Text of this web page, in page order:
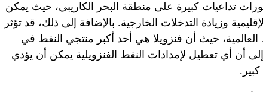
تداعيات كبيرة على منطقة البحر الكاريبي، حيث يمكن
وزيادة التدخلات الخارجية. بالإضافة إلى ذلك، قد تؤثر
حيث أن فنزويلا هي أحد أكبر منتجي النفط في
أن أي تعطيل لإمدادات النفط الفنزويلية يمكن أن يؤدي